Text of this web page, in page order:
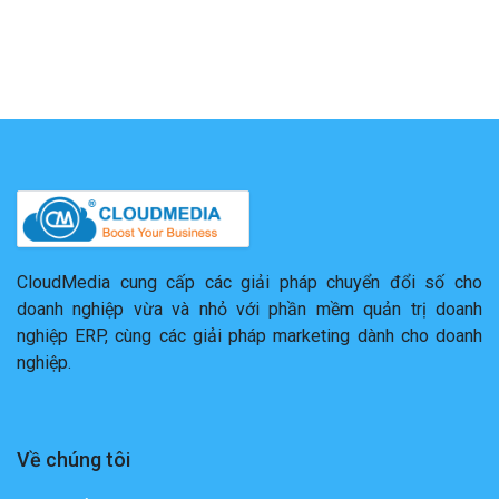
CloudMedia cung cấp các giải pháp chuyển đổi số cho
doanh nghiệp vừa và nhỏ với phần mềm quản trị doanh
nghiệp ERP, cùng các giải pháp marketing dành cho doanh
nghiệp.
Về chúng tôi